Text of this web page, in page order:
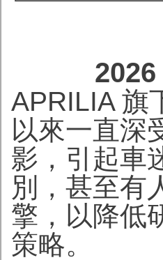
APRILIA 旗
以來一直深
影，引起車
別，甚至有
擎，以降低
策略。